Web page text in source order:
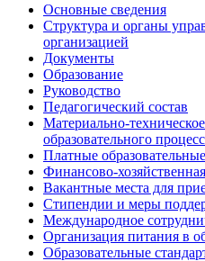
Основные сведения
Структура и органы
организацией
Документы
Образование
Руководство
Педагогический состав
Материально-
образовательного
Платные
Финансово-
Вакантные места для
Стипендии и меры
Международное
Организация питания в
Образовательные